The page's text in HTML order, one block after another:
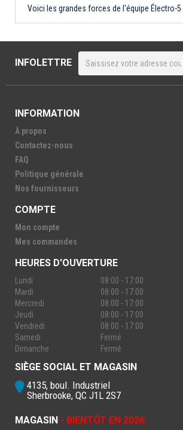
Voici les grandes forces de l'équipe Électro-5
INFOLETTRE
INFORMATION
À propos
Contactez-nous
FAQ
Politique générale
Nos fournisseurs
COMPTE
Mon compte
Mes commandes
HEURES D'OUVERTURE
Lundi
08:00 - 17:00
Mardi
08:00 - 17:00
Mercredi
08:00 - 17:00
Jeudi
08:00 - 17:00
Vendredi
08:00 - 17:00
Samedi
Fermé
Dimanche
Fermé
SIÈGE SOCIAL ET MAGASIN
4135, boul. Industriel
Sherbrooke, QC J1L 2S7
MAGASIN - BIENTÔT EN 2026